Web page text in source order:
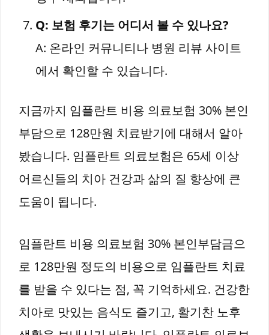
Q: 보험 후기는 어디서 볼 수 있나요?
A: 온라인 커뮤니티나 병원 리뷰 사이트
에서 확인할 수 있습니다.
지금까지 임플란트 비용 의료보험 30% 본인
부담으로 128만원 치료받기에 대해서 알아
봤습니다. 임플란트 의료보험은 65세 이상
어르신들의 치아 건강과 삶의 질 향상에 큰
도움이 됩니다.
임플란트 비용 의료보험 30% 본인부담금으
로 128만원 정도의 비용으로 임플란트 치료
를 받을 수 있다는 점, 꼭 기억하세요. 건강한
치아로 맛있는 음식도 즐기고, 활기찬 노후